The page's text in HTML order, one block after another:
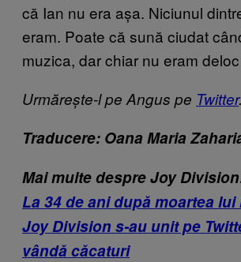
că Ian nu era așa. Niciunul
eram. Poate că sună ciudat
muzica, dar chiar nu eram
Urmărește-l pe Angus pe Twitter.
Traducere: Oana Maria
Mai multe despre Joy
La 34 de ani după moartea lui
Joy Division s-au unit pe
vândă căcaturi